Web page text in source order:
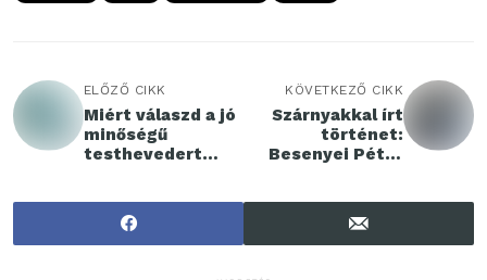
ELŐZŐ CIKK
Miért válaszd a jó
minőségű
testhevedert
KÖVETKEZŐ CIKK
Szárnyakkal írt
történet:
Besenyei Péter
bemutató
interaktív könyv